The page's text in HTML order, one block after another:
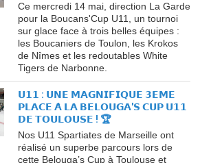
Ce mercredi 14 mai, direction La Garde
pour la Boucans'Cup U11, un tournoi
sur glace face à trois belles équipes :
les Boucaniers de Toulon, les Krokos
de Nîmes et les redoutables White
Tigers de Narbonne.
𝗨𝟭𝟭 : 𝗨𝗡𝗘 𝗠𝗔𝗚𝗡𝗜𝗙𝗜𝗤𝗨𝗘 𝟯𝗘𝗠𝗘
𝗣𝗟𝗔𝗖𝗘 𝗔̀ 𝗟𝗔 𝗕𝗘𝗟𝗢𝗨𝗚𝗔'𝗦 𝗖𝗨𝗣 𝗨𝟭𝟭
𝗗𝗘 𝗧𝗢𝗨𝗟𝗢𝗨𝗦𝗘 ! 🏆
Nos U11 Spartiates de Marseille ont
réalisé un superbe parcours lors de
cette Belouga’s Cup à Toulouse et